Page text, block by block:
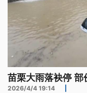
苗栗大雨落袂停 部
2026/4/4 19:14